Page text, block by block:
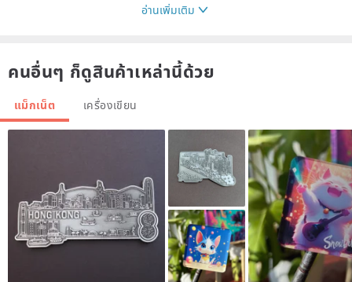
• Material: Printed Layer + Glossy Film + UV Dome Resin +
• Packaging: Individually Packaged (As shown on the red backing
อ่านเพิ่มเติม
คนอื่นๆ ก็ดูสินค้าเหล่านี้ด้วย
แม็กเน็ต เครื่องเขียน